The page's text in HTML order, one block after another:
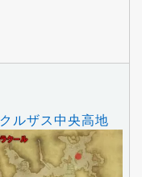
クルザス中央高地